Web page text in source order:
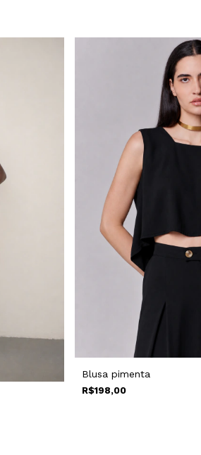
Blusa pimenta
R$198,00